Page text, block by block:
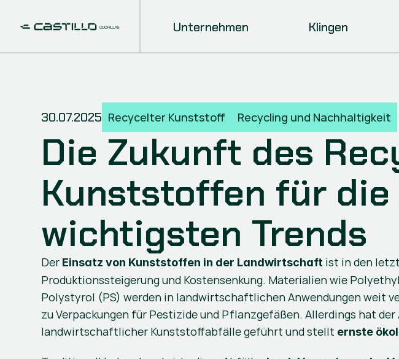
Unternehmen Klingen
30.07.2025 Recycelter Kunststoff Recycling und Nachhaltigkeit
Die Zukunft des
Kunststoffen für
wichtigsten Trends
Der Einsatz von Kunststoffen in der Landwirtschaft ist in den
Produktionssteigerung und Kostensenkung. Materialien wie
Polystyrol (PS) werden in landwirtschaftlichen Anwendungen weit
zu Verpackungen für Pestizide und Pflanzgefäßen. Allerdings hat
landwirtschaftlicher Kunststoffabfälle geführt und stellt ernste